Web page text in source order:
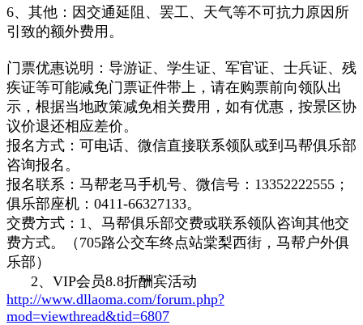
6、其他：因交通延阻、罢工、天气等不可抗力原因所
引致的额外费用。
门票优惠说明：导游证、学生证、军官证、士兵证、残
疾证等可能减免门票证件带上，请在购票前向领队出
示，根据当地政策减免相关费用，如有优惠，按景区协
议价退还相应差价。
报名方式：可电话、微信直接联系领队或到马帮俱乐部
咨询报名。
报名联系：马帮老马手机号、微信号：13352222555；
俱乐部座机：0411-66327133。
交费方式：1、马帮俱乐部交费或联系领队咨询其他交
费方式。（705路公交车终点站棠梨西街，马帮户外俱
乐部）
2、 VIP会员8.8折酬宾活动
http://www.dllaoma.com/forum.php?
mod=viewthread&tid=6807